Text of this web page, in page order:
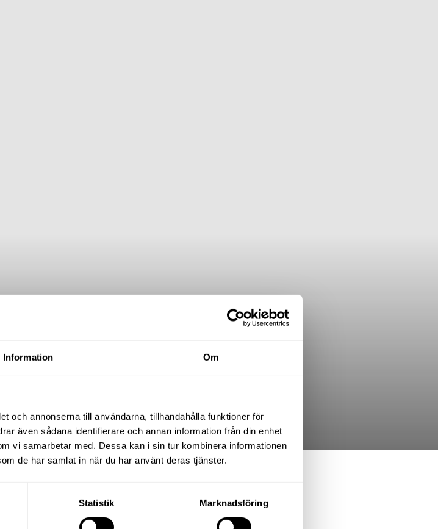
Information Om
och annonserna till användarna, tillhandahålla funktioner för
även sådana identifierare och annan information från din enhet
vi samarbetar med. Dessa kan i sin tur kombinera informationen
de har samlat in när du har använt deras tjänster.
Statistik Marknadsföring
27A, Centralt